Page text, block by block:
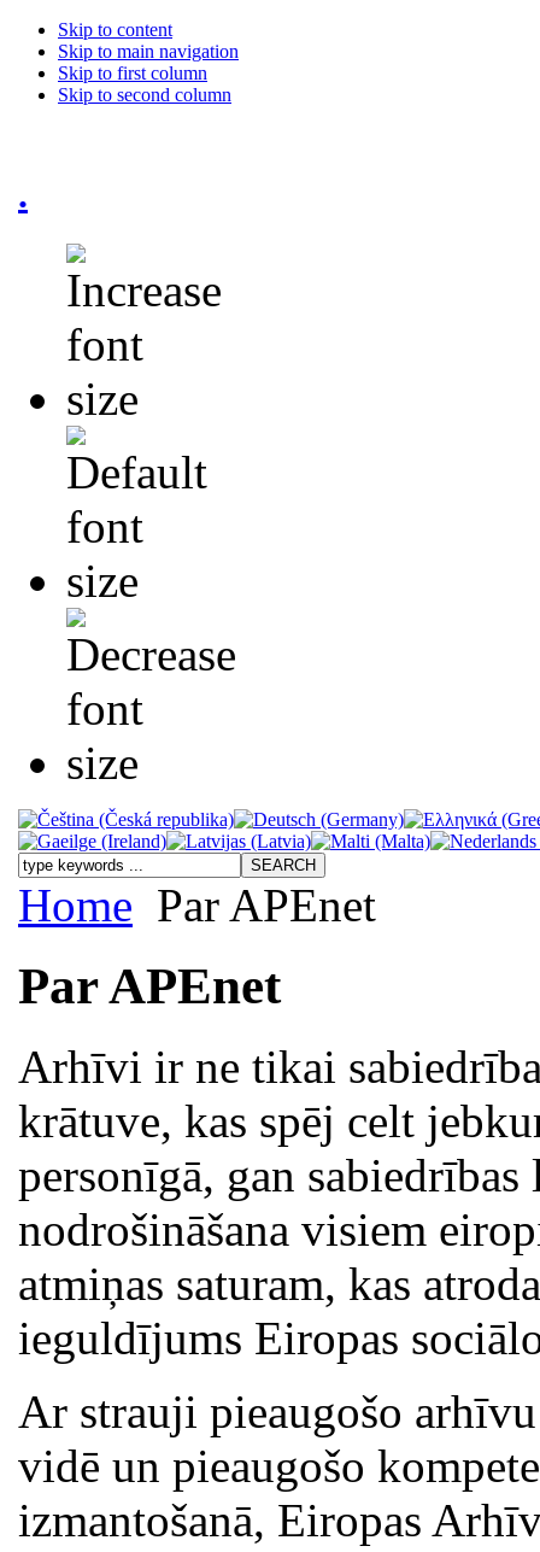
Skip to content
Skip to main navigation
Skip to first column
Skip to second column
.
Home Par APEnet
Par APEnet
Arhīvi ir ne tikai
krātuve, kas spēj celt
personīgā, gan
nodrošināšana visiem
atmiņas saturam, kas
ieguldījums Eiropas
Ar strauji pieaugošo
vidē un pieaugošo
izmantošanā, Eiropas